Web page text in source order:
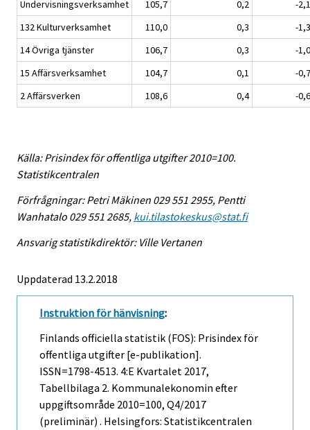
Undervisningsverksamhet
105,7 0,2
-2,1
132 Kulturverksamhet
110,0 0,3
-1,3
14 Övriga tjänster
106,7 0,3
-1,0
15 Affärsverksamhet
104,7 0,1
-0,7
2 Affärsverken
108,6 0,4 -0,6
Källa: Prisindex för offentliga utgifter 2010=100.
Statistikcentralen
Förfrågningar: Petri Mäkinen 029 551 2955, Pentti
Wanhatalo 029 551 2685, kui.tilastokeskus@stat.fi
Ansvarig statistikdirektör: Ville Vertanen
Uppdaterad 13.2.2018
Instruktion för hänvisning:
Finlands officiella statistik (FOS): Prisindex för
offentliga utgifter [e-publikation].
ISSN=1798-4513. 4:e Kvartalet 2017,
Tabellbilaga 2. Kommunalekonomin efter
uppgiftsområde 2010=100, Q4/2017
(preliminär) . Helsingfors: Statistikcentralen